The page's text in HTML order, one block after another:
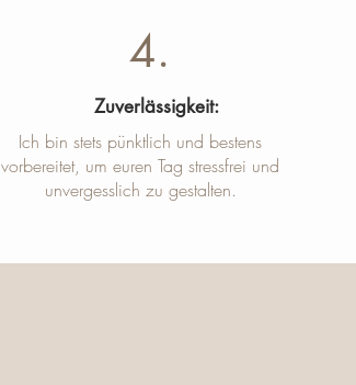
4.
Zuverlässigkeit:
Ich bin stets pünktlich und bestens
vorbereitet, um euren Tag stressfrei und
unvergesslich zu gestalten.